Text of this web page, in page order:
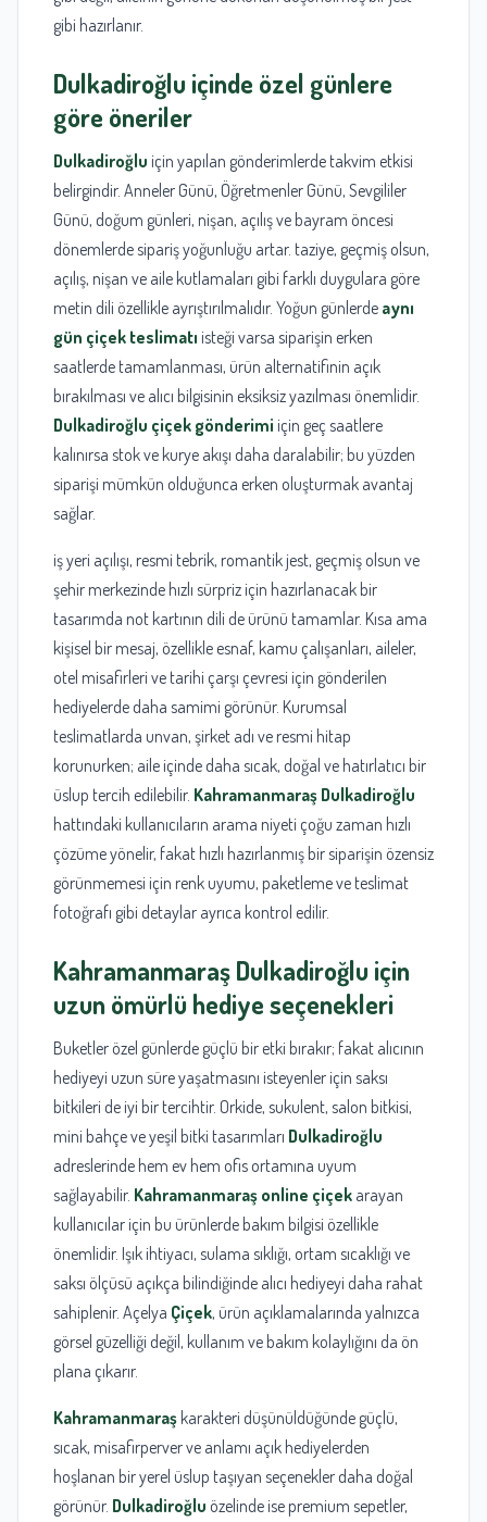
gibi hazırlanır.
Dulkadiroğlu içinde özel günlere
göre öneriler
Dulkadiroğlu için yapılan gönderimlerde takvim etkisi
belirgindir. Anneler Günü, Öğretmenler Günü, Sevgililer
Günü, doğum günleri, nişan, açılış ve bayram öncesi
dönemlerde sipariş yoğunluğu artar. taziye, geçmiş olsun,
açılış, nişan ve aile kutlamaları gibi farklı duygulara göre
metin dili özellikle ayrıştırılmalıdır. Yoğun günlerde aynı
gün çiçek teslimatı isteği varsa siparişin erken
saatlerde tamamlanması, ürün alternatifinin açık
bırakılması ve alıcı bilgisinin eksiksiz yazılması önemlidir.
Dulkadiroğlu çiçek gönderimi için geç saatlere
kalınırsa stok ve kurye akışı daha daralabilir; bu yüzden
siparişi mümkün olduğunca erken oluşturmak avantaj
sağlar.
iş yeri açılışı, resmi tebrik, romantik jest, geçmiş olsun ve
şehir merkezinde hızlı sürpriz için hazırlanacak bir
tasarımda not kartının dili de ürünü tamamlar. Kısa ama
kişisel bir mesaj, özellikle esnaf, kamu çalışanları, aileler,
otel misafirleri ve tarihi çarşı çevresi için gönderilen
hediyelerde daha samimi görünür. Kurumsal
teslimatlarda unvan, şirket adı ve resmi hitap
korunurken; aile içinde daha sıcak, doğal ve hatırlatıcı bir
üslup tercih edilebilir. Kahramanmaraş Dulkadiroğlu
hattındaki kullanıcıların arama niyeti çoğu zaman hızlı
çözüme yönelir, fakat hızlı hazırlanmış bir siparişin özensiz
görünmemesi için renk uyumu, paketleme ve teslimat
fotoğrafı gibi detaylar ayrıca kontrol edilir.
KahramanmaraşDulkadiroğlu için
uzun ömürlü hediye seçenekleri
Buketler özel günlerde güçlü bir etki bırakır; fakat alıcının
hediyeyi uzun süre yaşatmasını isteyenler için saksı
bitkileri de iyi bir tercihtir. Orkide, sukulent, salon bitkisi,
mini bahçe ve yeşil bitki tasarımları Dulkadiroğlu
adreslerinde hem ev hem ofis ortamına uyum
sağlayabilir. Kahramanmaraş online çiçek arayan
kullanıcılar için bu ürünlerde bakım bilgisi özellikle
önemlidir. Işık ihtiyacı, sulama sıklığı, ortam sıcaklığı ve
saksı ölçüsü açıkça bilindiğinde alıcı hediyeyi daha rahat
sahiplenir. Açelya Çiçek, ürün açıklamalarında yalnızca
görsel güzelliği değil, kullanım ve bakım kolaylığını da ön
plana çıkarır.
Kahramanmaraş karakteri düşünüldüğünde güçlü,
sıcak, misafirperver ve anlamı açık hediyelerden
hoşlanan bir yerel üslup taşıyan seçenekler daha doğal
görünür. Dulkadiroğlu özelinde ise premium sepetler,